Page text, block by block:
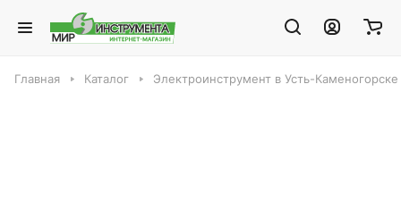
Главная Каталог Электроинструмент в Усть-Каменогорске